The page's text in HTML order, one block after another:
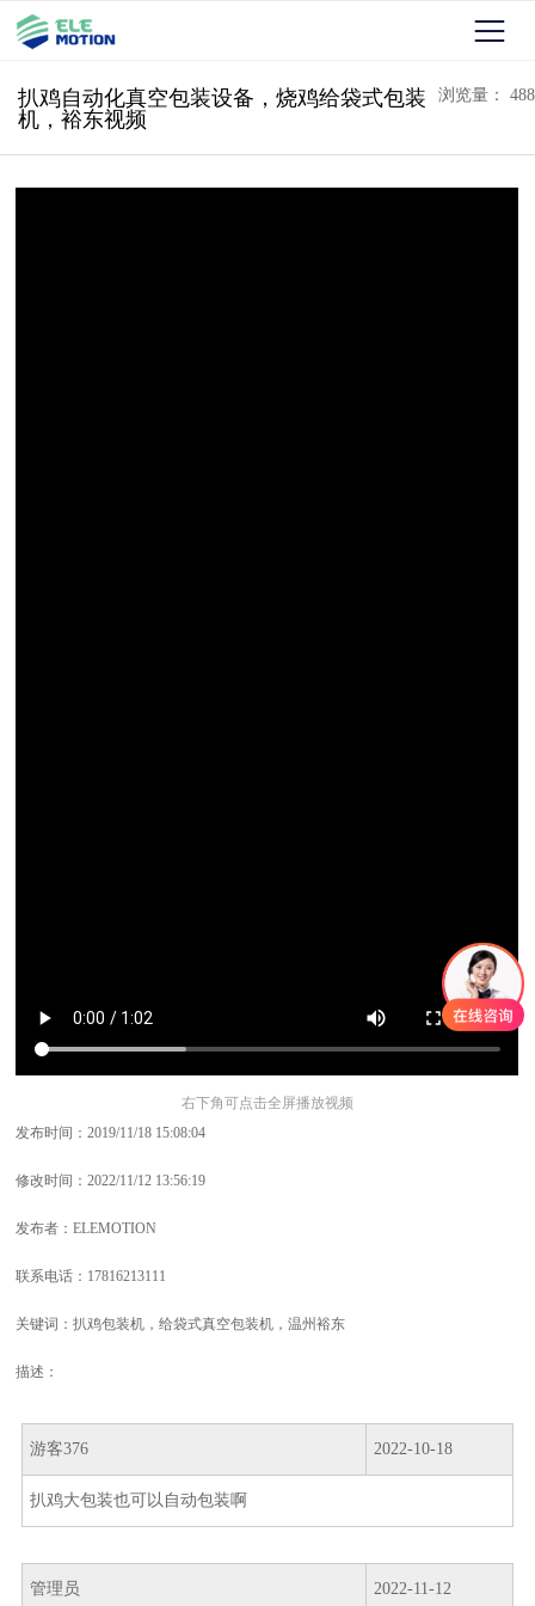
浏览量： 488
扒鸡自动化真空包装设备，烧鸡给袋式包装
机，裕东视频
右下角可点击全屏播放视频
发布时间：2019/11/18 15:08:04
修改时间：2022/11/12 13:56:19
发布者：ELEMOTION
联系电话：17816213111
关键词：扒鸡包装机，给袋式真空包装机，温州裕东
描述：
游客376 2022-10-18
扒鸡大包装也可以自动包装啊
管理员 2022-11-12